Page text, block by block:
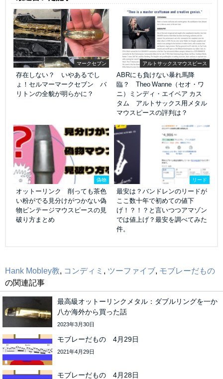
マークセブン
存在しない？ いやあるでし
ょ！セルマーマークセブン バ
リトンの全貌が明らかに？
アルトサックスマウスピース
ABRにも負けない暴れ馬降
臨？ Theo Wanne（セオ・ワ
ニ）ミンディ・エイベア カス
タム アルトサックス用メタル
マウスピースの評判は？
偽物
オットーリンク 削っても茶色
い粉がでる見分けがつかない偽
物ビンテージマウスピースの見
破り方まとめ
リード
最安は？バンドレンのリードが
ここ数十年で初めての値下
げ！？！？と言いつつアマゾン
では値上げ？最安を調べてみた
件。
Hank Mobley教 コンディミ ツーファイブ モブレーだもの
の関連記事
最高級オットーリンクメタル：ダブルリングを一か
八か海外から買った話
2023年3月30日
モブレーだもの 4月29日
2021年4月29日
モブレーだもの 4月28日